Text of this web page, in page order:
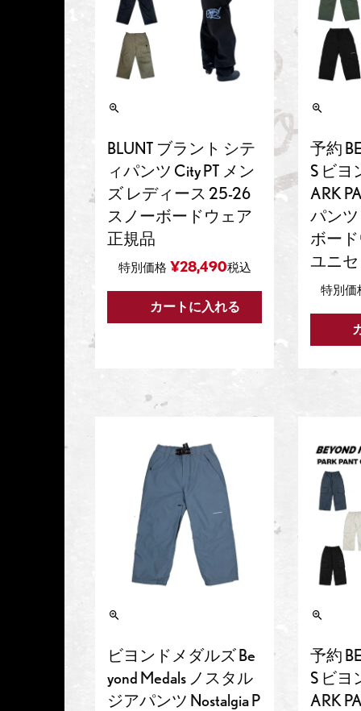
BLUNT ブラント シテ
ィパンツ City PT メン
ズ レディース 25-26
スノーボードウェア
正規品
特別価格 ¥28,490税込
カートに入れる
予約
S ビヨ
ARK
パン
ボー
ユニ
特別価
ビヨンドメダルズ Be
yond Medals ノスタル
ジアパンツ Nostalgia P
予約
S ビヨ
ARK